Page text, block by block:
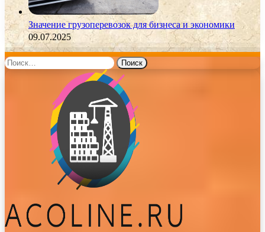
Значение грузоперевозок для бизнеса и экономики
09.07.2025
Найти: